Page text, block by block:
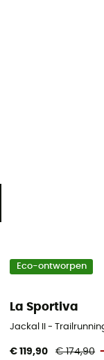
Eco-ontworpen
La Sportiva
Jackal II -
€ 119,90 € 174,90